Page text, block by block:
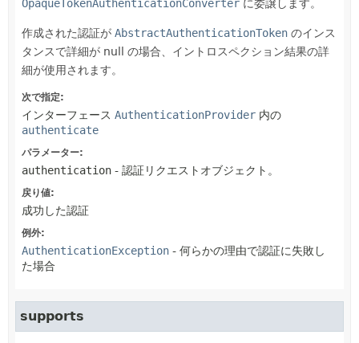
OpaqueTokenAuthenticationConverter に委譲します。
作成された認証が AbstractAuthenticationToken のインス
タンスで詳細が null の場合、イントロスペクション結果の詳
細が使用されます。
次で指定:
インターフェース AuthenticationProvider 内の
authenticate
パラメーター:
authentication - 認証リクエストオブジェクト。
戻り値:
成功した認証
例外:
AuthenticationException - 何らかの理由で認証に失敗し
た場合
supports